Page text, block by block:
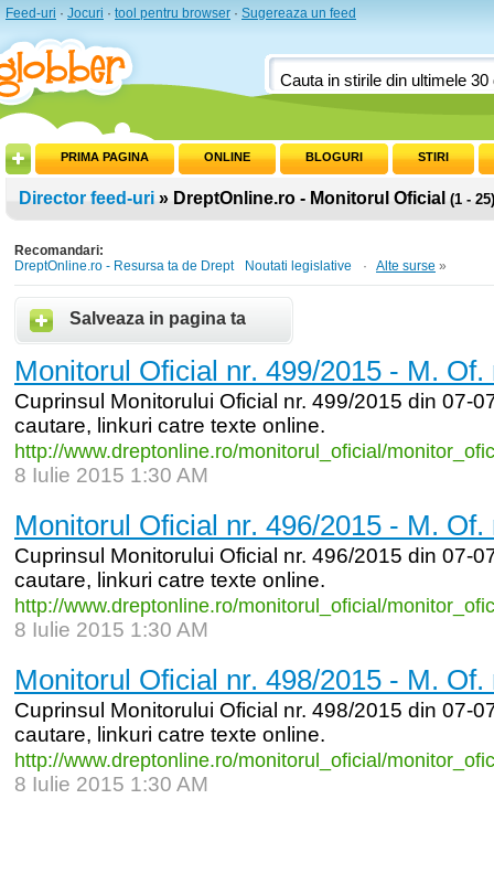
Feed-uri · Jocuri · tool pentru browser · Sugereaza un feed
PRIMA PAGINA ONLINE BLOGURI STIRI
Director feed-uri » DreptOnline.ro - Monitorul Oficial (1 - 25)
Recomandari:
DreptOnline.ro - Resursa ta de Drept
Noutati legislative · Alte surse »
Salveaza in pagina ta
Monitorul Oficial nr. 499/2015 - M. Of.
Cuprinsul Monitorului Oficial nr. 499/2015 din 07-
cautare, linkuri catre texte online.
http://www.dreptonline.ro/monitorul_ oficial/monitor_
8 Iulie 2015 1:30 AM
Monitorul Oficial nr. 496/2015 - M. Of.
Cuprinsul Monitorului Oficial nr. 496/2015 din 07-
cautare, linkuri catre texte online.
http://www.dreptonline.ro/monitorul_ oficial/monitor_
8 Iulie 2015 1:30 AM
Monitorul Oficial nr. 498/2015 - M. Of.
Cuprinsul Monitorului Oficial nr. 498/2015 din 07-
cautare, linkuri catre texte online.
http://www.dreptonline.ro/monitorul_ oficial/monitor_
8 Iulie 2015 1:30 AM